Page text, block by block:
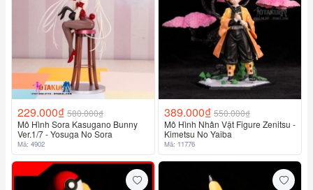
229.000₫ 580.000₫
Mô Hình Sora Kasugano Bunny
Ver.1/7 - Yosuga No Sora
Mã: 4902
389.000₫ 550.000₫
Mô Hình Nhân Vật Figure Zenitsu -
Kimetsu No Yaiba
Mã: 11776